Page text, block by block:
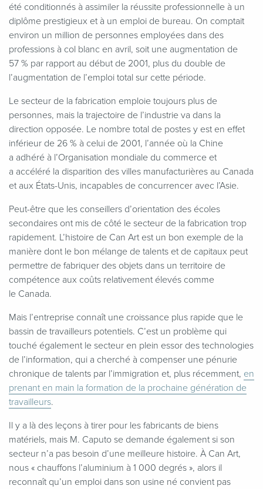
été conditionnés à assimiler la réussite professionnelle à un
diplôme prestigieux et à un emploi de bureau. On comptait
environ un million de personnes employées dans des
professions à col blanc en avril, soit une augmentation de
57 % par rapport au début de 2001, plus du double de
l’augmentation de l’emploi total sur cette période.
Le secteur de la fabrication emploie toujours plus de
personnes, mais la trajectoire de l’industrie va dans la
direction opposée. Le nombre total de postes y est en effet
inférieur de 26 % à celui de 2001, l’année où la Chine
a adhéré à l’Organisation mondiale du commerce et
a accéléré la disparition des villes manufacturières au Canada
et aux États-Unis, incapables de concurrencer avec l’Asie.
Peut-être que les conseillers d’orientation des écoles
secondaires ont mis de côté le secteur de la fabrication trop
rapidement. L’histoire de Can Art est un bon exemple de la
manière dont le bon mélange de talents et de capitaux peut
permettre de fabriquer des objets dans un territoire de
compétence aux coûts relativement élevés comme
le Canada.
Mais l’entreprise connaît une croissance plus rapide que le
bassin de travailleurs potentiels. C’est un problème qui
touché également le secteur en plein essor des technologies
de l’information, qui a cherché à compenser une pénurie
chronique de talents par l’immigration et, plus récemment, en
prenant en main la formation de la prochaine génération de
travailleurs.
Il y a là des leçons à tirer pour les fabricants de biens
matériels, mais M. Caputo se demande également si son
secteur n’a pas besoin d’une meilleure histoire. À Can Art,
nous « chauffons l’aluminium à 1 000 degrés », alors il
reconnaît qu’un emploi dans son usine né convient pas